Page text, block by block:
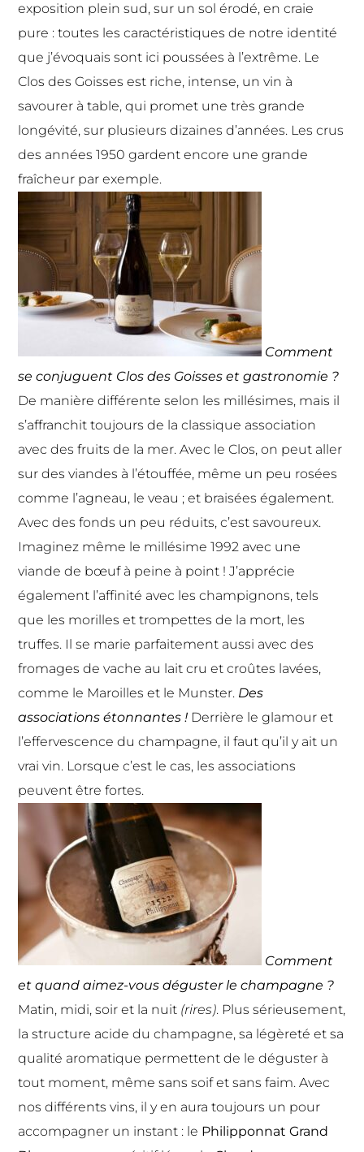
exposition plein sud, sur un sol érodé, en craie
pure : toutes les caractéristiques de notre identité
que j’évoquais sont ici poussées à l’extrême. Le
Clos des Goisses est riche, intense, un vin à
savourer à table, qui promet une très grande
longévité, sur plusieurs dizaines d’années. Les crus
des années 1950 gardent encore une grande
fraîcheur par exemple.
Comment
se conjuguent Clos des Goisses et gastronomie ?
De manière différente selon les millésimes, mais il
s’affranchit toujours de la classique association
avec des fruits de la mer. Avec le Clos, on peut aller
sur des viandes à l’étouffée, même un peu rosées
comme l’agneau, le veau ; et braisées également.
Avec des fonds un peu réduits, c’est savoureux.
Imaginez même le millésime 1992 avec une
viande de bœuf à peine à point ! J’apprécie
également l’affinité avec les champignons, tels
que les morilles et trompettes de la mort, les
truffes. Il se marie parfaitement aussi avec des
fromages de vache au lait cru et croûtes lavées,
comme le Maroilles et le Munster. Des
associations étonnantes ! Derrière le glamour et
l’effervescence du champagne, il faut qu’il y ait un
vrai vin. Lorsque c’est le cas, les associations
peuvent être fortes.
Comment
et quand aimez-vous déguster le champagne ?
Matin, midi, soir et la nuit (rires). Plus sérieusement,
la structure acide du champagne, sa légèreté et sa
qualité aromatique permettent de le déguster à
tout moment, même sans soif et sans faim. Avec
nos différents vins, il y en aura toujours un pour
accompagner un instant : le Philipponnat Grand